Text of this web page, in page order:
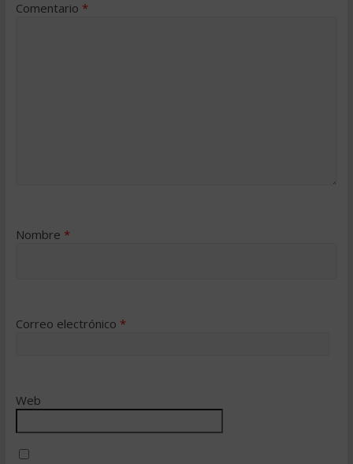
Comentario *
Nombre *
Correo electrónico *
Web